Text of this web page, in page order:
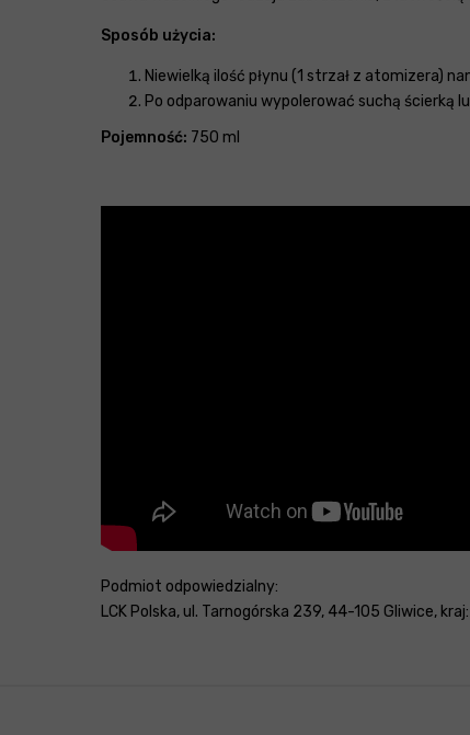
Sposób użycia:
Niewielką ilość płynu (1 strzał z atomizera)
Po odparowaniu wypolerować suchą ścierką
Pojemność: 750 ml
Podmiot odpowiedzialny:
LCK Polska, ul. Tarnogórska 239, 44-105 Gliwice,